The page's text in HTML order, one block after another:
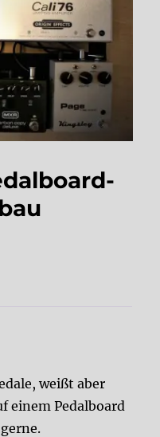
weißt aber
einem Pedalboard